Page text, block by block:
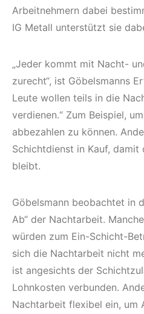
Arbeitnehmern dabei
IG Metall unterstützt sie
„Jeder kommt mit Nacht-
zurecht“, ist Göbelsmanns
Leute wollen teils in die
verdienen.“ Zum Beispiel,
abbezahlen zu können.
Schichtdienst in Kauf,
bleibt.
Göbelsmann beobachtet in
Ab“ der Nachtarbeit.
würden zum Ein-Schicht-
sich die Nachtarbeit nicht
ist angesichts der
Lohnkosten verbunden.
Nachtarbeit flexibel ein, um